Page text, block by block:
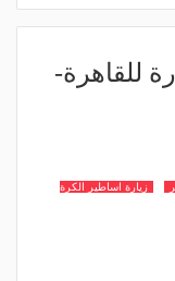
للقاهرة-
زيارة اساطير الكرة